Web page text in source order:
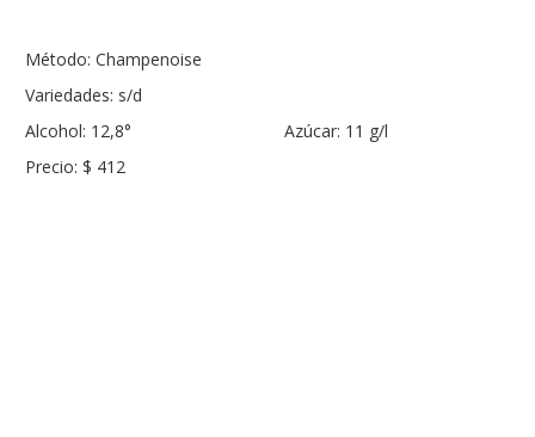
Método: Champenoise
Variedades: s/d
Alcohol: 12,8° Azúcar: 11 g/l
Precio: $ 412